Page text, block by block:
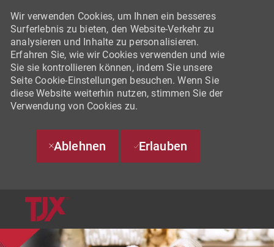
Wir verwenden Cookies, um Ihnen ein besseres
Surferlebnis zu bieten, den Website-Verkehr zu
analysieren und Inhalte zu personalisieren.
Erfahren Sie, wie wir Cookies verwenden und wie
Sie sie kontrollieren können, indem Sie unsere
Seite Cookie-Einstellungen besuchen. Wenn Sie
diese Website weiterhin nutzen, stimmen Sie der
Verwendung von Cookies zu.
Ablehnen Erlauben